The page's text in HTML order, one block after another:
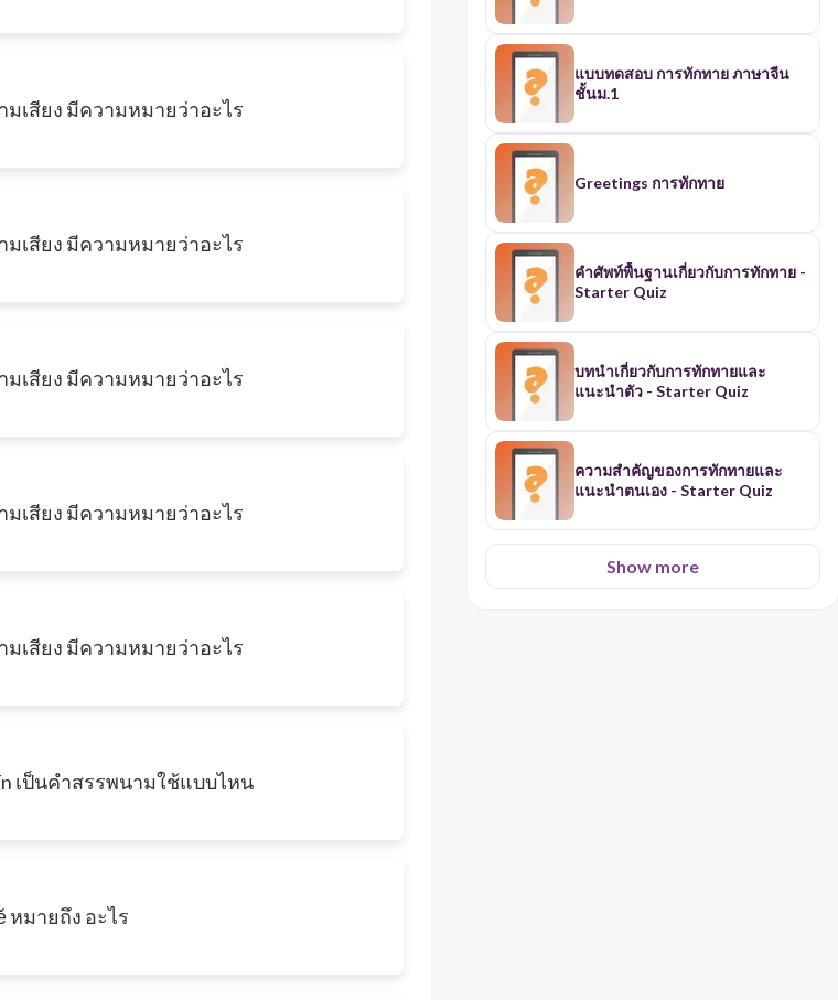
มเสียง มีความหมายว่าอะไร
มเสียง มีความหมายว่าอะไร
มเสียง มีความหมายว่าอะไร
มเสียง มีความหมายว่าอะไร
มเสียง มีความหมายว่าอะไร
เป็นคำสรรพนามใช้แบบไหน
หมายถึง อะไร
แบบทดสอบ การทักทาย ภาษาจีน
ชั้นม.1
Greetings การทักทาย
คำศัพท์พื้นฐานเกี่ยวกับการทักทาย -
Starter Quiz
บทนำเกี่ยวกับการทักทายและ
แนะนำตัว - Starter Quiz
ความสำคัญของการทักทายและ
แนะนำตนเอง - Starter Quiz
Show more